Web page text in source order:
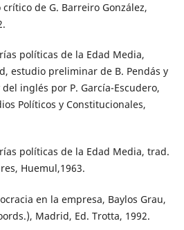
de G. Barreiro González,
políticas de la Edad Media,
estudio preliminar de B. Pendás y
inglés por P. García-Escudero,
Políticos y Constitucionales,
políticas de la Edad Media, trad.
Huemul,1963.
en la empresa, Baylos Grau,
Madrid, Ed. Trotta, 1992.